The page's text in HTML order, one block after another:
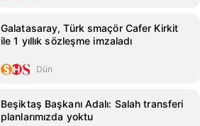
Galatasaray, Türk smaçör Cafer Kirkit
ile 1 yıllık sözleşme imzaladı
Dün
Beşiktaş Başkanı Adalı: Salah transferi
planlarımızda yoktu